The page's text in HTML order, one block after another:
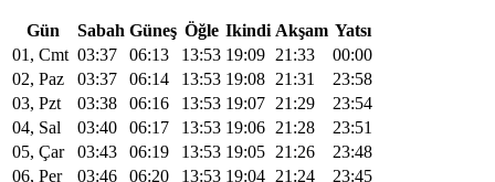
Gün Sabah Güneş Öğle Ikindi Akşam Yatsı
01, Cmt 03:37 06:13 13:53 19:09 21:33
00:00
02, Paz
03:37 06:14 13:53 19:08 21:31
23:58
03, Pzt
03:38 06:16 13:53 19:07 21:29
23:54
04, Sal
03:40 06:17 13:53 19:06 21:28
23:51
05, Çar
03:43 06:19 13:53 19:05 21:26
23:48
06, Per
03:46 06:20 13:53 19:04 21:24
23:45